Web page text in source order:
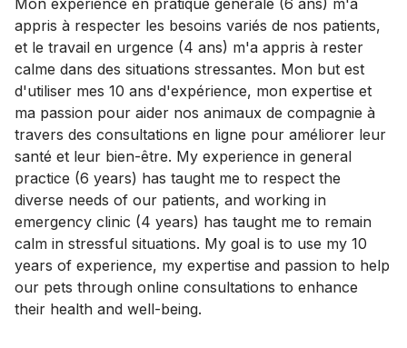
Mon expérience en pratique générale (6 ans) m'a
appris à respecter les besoins variés de nos patients,
et le travail en urgence (4 ans) m'a appris à rester
calme dans des situations stressantes. Mon but est
d'utiliser mes 10 ans d'expérience, mon expertise et
ma passion pour aider nos animaux de compagnie à
travers des consultations en ligne pour améliorer leur
santé et leur bien-être. My experience in general
practice (6 years) has taught me to respect the
diverse needs of our patients, and working in
emergency clinic (4 years) has taught me to remain
calm in stressful situations. My goal is to use my 10
years of experience, my expertise and passion to help
our pets through online consultations to enhance
their health and well-being.